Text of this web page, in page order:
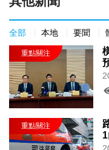
全部 本地 要聞